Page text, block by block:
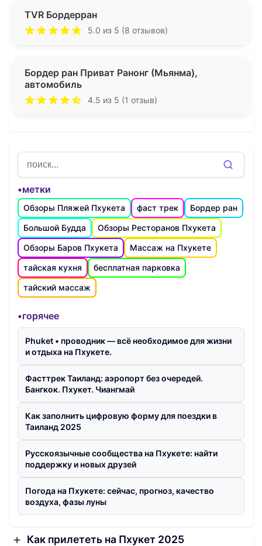
TVR Бордерран
5.0 из 5 (8 отзывов)
Бордер ран Приват Ранонг (Мьянма),
автомобиль
4.5 из 5 (1 отзыв)
•метки
Обзоры Пляжей Пхукета фаст трек
Бордер ран
Большой Будда
Обзоры Ресторанов Пхукета
Обзоры Баров Пхукета
Массаж на Пхукете
тайская кухня
бесплатная парковка
тайский массаж
•горячее
Phuket • проводник — всё необходимое для жизни
и отдыха на Пхукете.
Фасттрек Таиланд: аэропорт без очередей.
Бангкок. Пхукет. Чиангмай
Как заполнить цифровую форму для поездки в
Таиланд 2025
Русскоязычные сообщества на Пхукете: найти
поддержку и новых друзей
Погода на Пхукете: сейчас, прогноз, качество
воздуха, фазы луны
Как прилететь на Пхукет 2025